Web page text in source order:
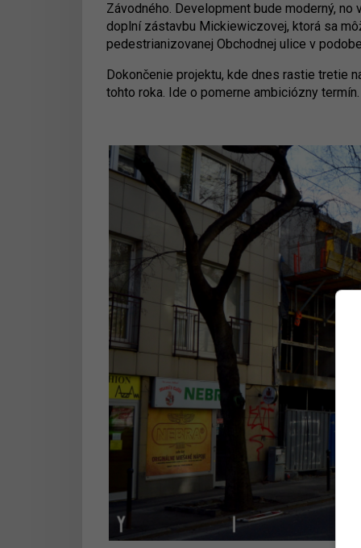
Závodného. Development bude moderný,
doplní zástavbu Mickiewiczovej, ktorá sa
pedestrianizovanej Obchodnej ulice v
Dokončenie projektu, kde dnes rastie tretie
tohto roka. Ide o pomerne ambiciózny termín.